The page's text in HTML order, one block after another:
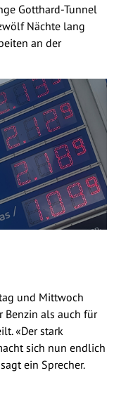
Gotthard-Tunnel
Nächte lang
an der
und Mittwoch
als auch für
«Der stark
sich nun endlich
ein Sprecher.